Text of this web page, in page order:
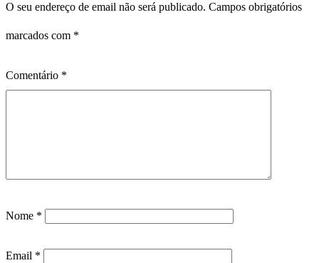
O seu endereço de email não será publicado. Campos obrigatórios
marcados com *
Comentário *
Nome *
Email *